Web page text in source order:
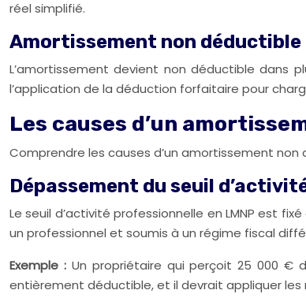
réel simplifié.
Amortissement non déductible
L’amortissement devient non déductible dans
l’application de la déduction forfaitaire pour
Les causes d’un
Comprendre les causes d’un amortissement
Dépassement du seuil
Le seuil d’activité professionnelle en LMNP est
un professionnel et soumis à un régime fiscal
Exemple : Un propriétaire qui perçoit 25 000 €
entièrement déductible, et il devrait appliquer les